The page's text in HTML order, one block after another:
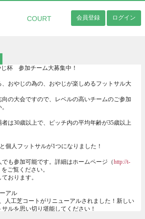
会員登録 ログイン
COURT
杯 参加チーム大募集中！
、おやじの為の、おやじが楽しめるフットサル大
の大会ですので、レベルの高いチームのご参加
は30歳以上で、ピッチ内の平均年齢が35歳以上
個人フットサルが1つになりました！
も参加可能です。詳細はホームページ（http://t-
をご覧ください。
おります。
アル
人工芝コートがリニューアルされました！新しい
サルを思い切り堪能してください！